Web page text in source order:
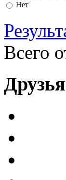
Нет
Всего